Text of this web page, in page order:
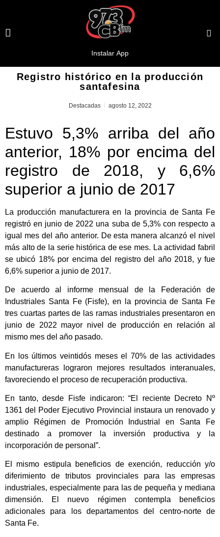
Registro histórico en la producción
santafesina
Destacadas agosto 12, 2022
Estuvo 5,3% arriba del año
anterior, 18% por encima del
registro de 2018, y 6,6%
superior a junio de 2017
La producción manufacturera en la provincia de Santa Fe
registró en junio de 2022 una suba de 5,3% con respecto a
igual mes del año anterior. De esta manera alcanzó el nivel
más alto de la serie histórica de ese mes. La actividad fabril
se ubicó 18% por encima del registro del año 2018, y fue
6,6% superior a junio de 2017.
De acuerdo al informe mensual de la Federación de
Industriales Santa Fe (Fisfe), en la provincia de Santa Fe
tres cuartas partes de las ramas industriales presentaron en
junio de 2022 mayor nivel de producción en relación al
mismo mes del año pasado.
En los últimos veintidós meses el 70% de las actividades
manufactureras lograron mejores resultados interanuales,
favoreciendo el proceso de recuperación productiva.
En tanto, desde Fisfe indicaron: “El reciente Decreto Nº
1361 del Poder Ejecutivo Provincial instaura un renovado y
amplio Régimen de Promoción Industrial en Santa Fe
destinado a promover la inversión productiva y la
incorporación de personal”.
El mismo estipula beneficios de exención, reducción y/o
diferimiento de tributos provinciales para las empresas
industriales, especialmente para las de pequeña y mediana
dimensión. El nuevo régimen contempla beneficios
adicionales para los departamentos del centro-norte de
Santa Fe.